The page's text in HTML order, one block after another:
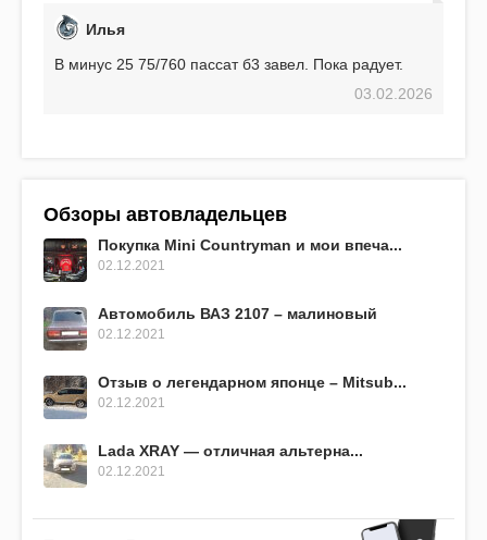
Илья
В минус 25 75/760 пассат б3 завел. Пока радует.
03.02.2026
Обзоры автовладельцев
Покупка Mini Countryman и мои впеча...
02.12.2021
Автомобиль ВАЗ 2107 – малиновый
02.12.2021
Отзыв о легендарном японце – Mitsub...
02.12.2021
Lada XRAY — отличная альтерна...
02.12.2021